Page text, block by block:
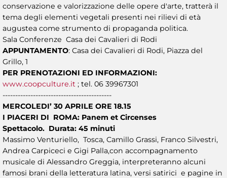
conservazione e valorizzazione delle opere d'arte, tratterà il
tema degli elementi vegetali presenti nei rilievi di età
augustea come strumento di propaganda politica.
Sala Conferenze Casa dei Cavalieri di Rodi
APPUNTAMENTO: Casa dei Cavalieri di Rodi, Piazza del
Grillo, 1
PER PRENOTAZIONI ED INFORMAZIONI:
www.coopculture.it ; tel. 06 39967301
-------------------------------------------
MERCOLEDI’ 30 APRILE ORE 18.15
I PIACERI DI ROMA: Panem et Circenses
Spettacolo. Durata: 45 minuti
Massimo Venturiello, Tosca, Camillo Grassi, Franco Silvestri,
Andrea Carpiceci e Gigi Palla,con accompagnamento
musicale di Alessandro Greggia, interpreteranno alcuni
famosi brani della letteratura latina, versi satirici e pagine in